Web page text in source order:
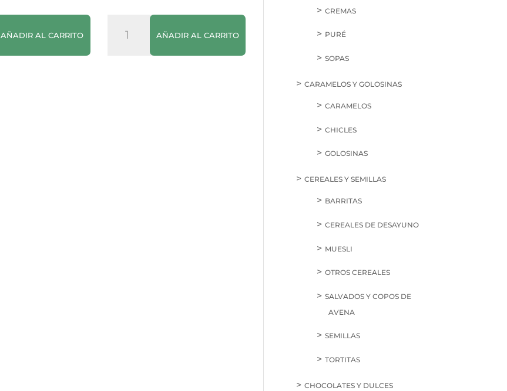
AÑADIR AL CARRITO
Freixenet
AÑADIR AL CARRITO
CREMAS
PURÉ
SOPAS
CARAMELOS Y GOLOSINAS
CARAMELOS
CHICLES
GOLOSINAS
CEREALES Y SEMILLAS
BARRITAS
CEREALES DE DESAYUNO
MUESLI
OTROS CEREALES
SALVADOS Y COPOS DE
AVENA
SEMILLAS
TORTITAS
CHOCOLATES Y DULCES